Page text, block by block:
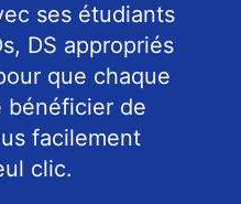
ses étudiants
DS appropriés
que chaque
bénéficier de
facilement
clic.